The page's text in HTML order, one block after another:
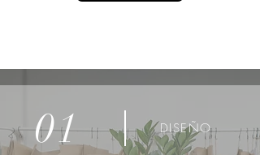
01 DISEÑO